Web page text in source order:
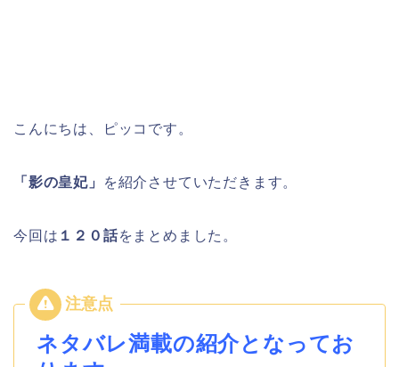
こんにちは、ピッコです。
「影の皇妃」 を紹介させていただきます。
今回は １２０ 話をまとめました。
ネタバレ満載の紹介となってお